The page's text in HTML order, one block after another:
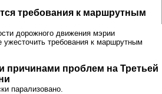
требования к маршрутным
дорожного движения мэрии
требования к маршрутным
причинами проблем на Третьей
парализовано.